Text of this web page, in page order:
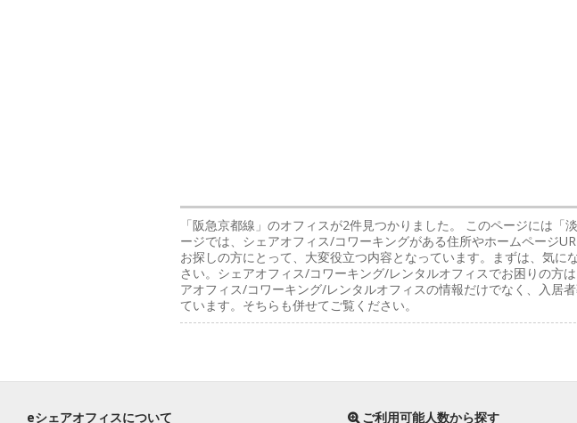
「阪急京都線」のオフィスが2件見つかりました。 このページには「
ージでは、シェアオフィス/コワーキングがある住所やホームページ
お探しの方にとって、大変役立つ内容となっています。まずは、気
さい。シェアオフィス/コワーキング/レンタルオフィスでお困りの方
アオフィス/コワーキング/レンタルオフィスの情報だけでなく、入居
ています。そちらも併せてご覧ください。
eシェアオフィスについて ご利用可能人数から探す